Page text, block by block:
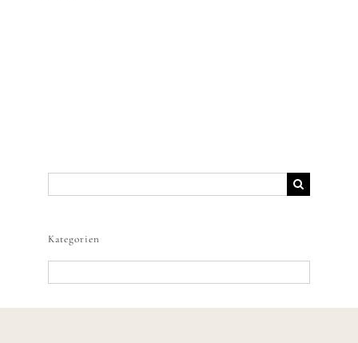
nach:
Kategorien